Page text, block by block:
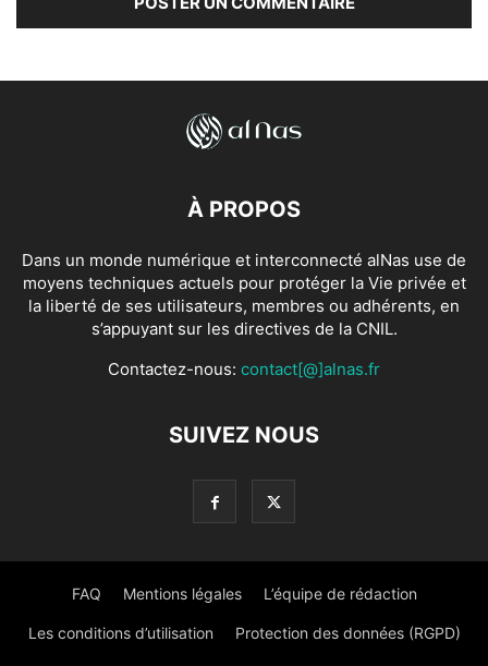
À PROPOS
Dans un monde numérique et interconnecté alNas use de
moyens techniques actuels pour protéger la Vie privée et
la liberté de ses utilisateurs, membres ou adhérents, en
s’appuyant sur les directives de la CNIL.
Contactez-nous: contact[@]alnas.fr
SUIVEZ NOUS
FAQ Mentions légales L’équipe de rédaction
Les conditions d’utilisation Protection des données (RGPD)